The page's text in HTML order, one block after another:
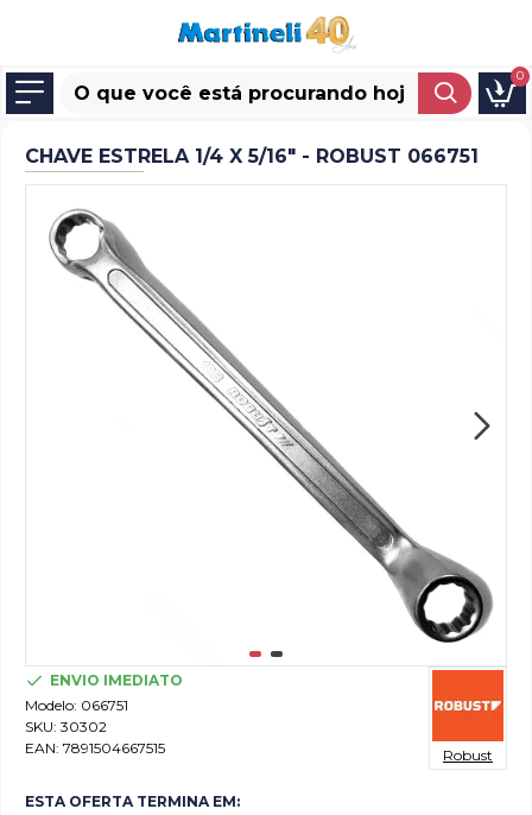
0
CHAVE ESTRELA 1/4 X 5/16" - ROBUST 066751
ENVIO IMEDIATO
Modelo: 066751
SKU: 30302
EAN: 7891504667515 Robust
ESTA OFERTA TERMINA EM: